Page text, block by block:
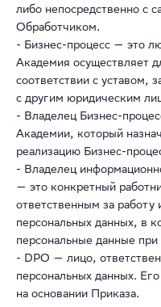
либо непосредственно с
Обработчиком.
- Бизнес-процесс — это
Академия осуществляет
соответствии с уставом,
с другим юридическим
- Владелец Бизнес-
Академии, который
реализацию Бизнес-
- Владелец
— это конкретный
ответственным за
персональных данных, в
персональные данные при
- DPO — лицо,
персональных данных.
на основании Приказа.